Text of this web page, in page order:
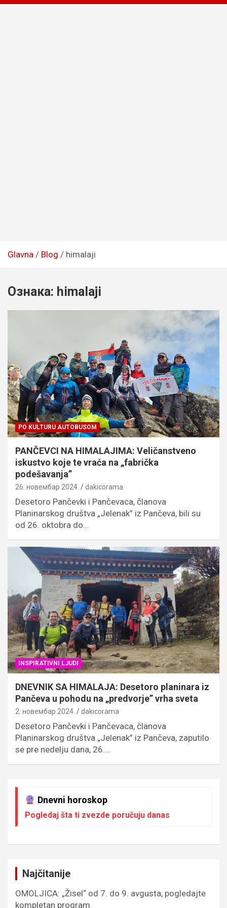
Glavna Blog himalaji
Ознака: himalaji
PO KULTURU AUTOBUSOM
PANČEVCI NA HIMALAJIMA: Veličanstveno
iskustvo koje te vraća na „fabrička
podešavanja”
26. новембар 2024. dakicorama
Desetoro Pančevki i Pančevaca, članova
Planinarskog društva „Jelenak” iz Pančeva, bili su
od 26. oktobra do…
INSPIRATIVNI LJUDI
DNEVNIK SA HIMALAJA: Desetoro planinara iz
Pančeva u pohodu na „predvorje” vrha sveta
2. новембар 2024. dakicorama
Desetoro Pančevki i Pančevaca, članova
Planinarskog društva „Jelenak” iz Pančeva, zaputilo
se pre nedelju dana, 26.…
Dnevni horoskop
Pogledaj šta ti zvezde poručuju danas
Najčitanije
OMOLJICA: „Žisel“ od 7. do 9. avgusta, pogledajte
kompletan program